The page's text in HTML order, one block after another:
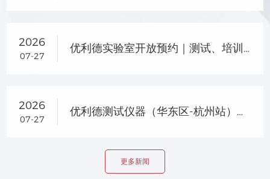
2026
07-27
优利德实验室开放预约｜测试、培训、选型一站式服务
2026
07-27
优利德测试仪器（华东区-杭州站）产品交流会圆满落幕
更多新闻